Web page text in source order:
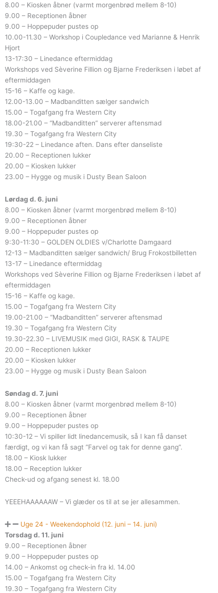
8.00 – Kiosken åbner (varmt morgenbrød mellem 8-10)
9.00 – Receptionen åbner
9.00 – Hoppepuder pustes op
10.00-11.30 – Workshop i Coupledance ved Marianne & Henrik
Hjort
13-17:30 – Linedance eftermiddag
Workshops ved Sèverine Fillion og Bjarne Frederiksen i løbet af
eftermiddagen
15-16 – Kaffe og kage.
12.00-13.00 – Madbanditten sælger sandwich
15.00 – Togafgang fra Western City
18.00-21.00 – “Madbanditten” serverer aftensmad
19.30 – Togafgang fra Western City
19:30-22 – Linedance aften. Dans efter danseliste
20.00 – Receptionen lukker
20.00 – Kiosken lukker
23.00 – Hygge og musik i Dusty Bean Saloon
Lørdag d. 6. juni
8.00 – Kiosken åbner (varmt morgenbrød mellem 8-10)
9.00 – Receptionen åbner
9.00 – Hoppepuder pustes op
9:30-11:30 – GOLDEN OLDIES v/Charlotte Damgaard
12-13 – Madbanditten sælger sandwich/ Brug Frokostbilletten
13-17 – Linedance eftermiddag
Workshops ved Sèverine Fillion og Bjarne Frederiksen i løbet af
eftermiddagen
15-16 – Kaffe og kage.
15.00 – Togafgang fra Western City
19.00-21.00 – “Madbanditten” serverer aftensmad
19.30 – Togafgang fra Western City
19.30-22.30 – LIVEMUSIK med GIGI, RASK & TAUPE
20.00 – Receptionen lukker
20.00 – Kiosken lukker
23.00 – Hygge og musik i Dusty Bean Saloon
Søndag d. 7. juni
8.00 – Kiosken åbner (varmt morgenbrød mellem 8-10)
9.00 – Receptionen åbner
9.00 – Hoppepuder pustes op
10:30-12 – Vi spiller lidt linedancemusik, så I kan få danset
færdigt, og vi kan få sagt ”Farvel og tak for denne gang”.
18.00 – Kiosk lukker
18.00 – Reception lukker
Check-ud og afgang senest kl. 18.00
YEEEHAAAAAAW – Vi glæder os til at se jer allesammen.
Uge 24 - Weekendophold (12. juni – 14. juni)
Torsdag d. 11. juni
9.00 – Receptionen åbner
9.00 – Hoppepuder pustes op
14.00 – Ankomst og check-in fra kl. 14.00
15.00 – Togafgang fra Western City
19.30 – Togafgang fra Western City